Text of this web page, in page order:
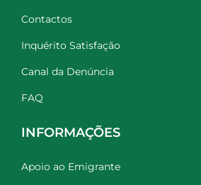
Contactos
Inquérito Satisfação
Canal da Denúncia
FAQ
INFORMAÇÕES
Apoio ao Emigrante